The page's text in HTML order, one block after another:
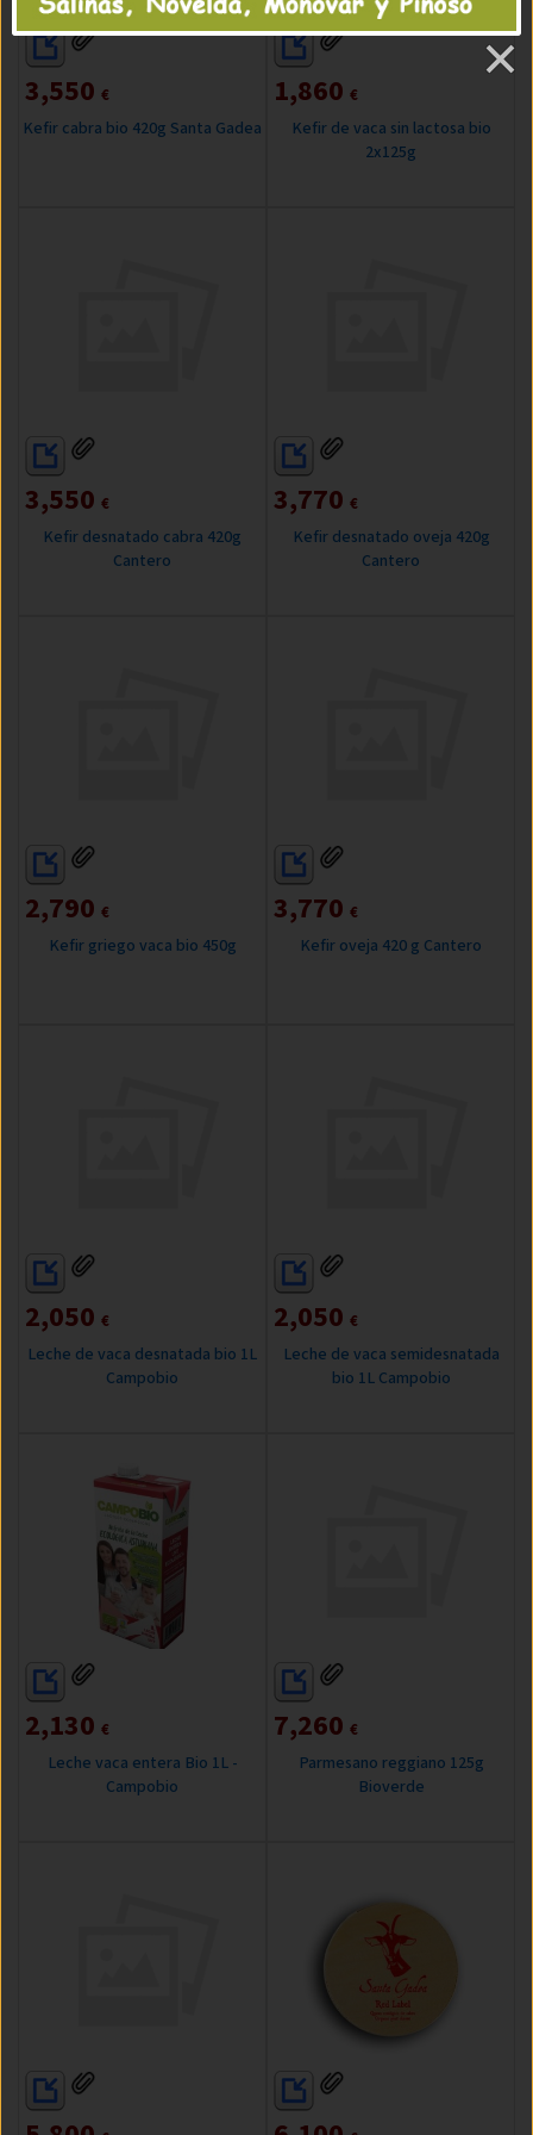
3,550 €
Kefir cabra bio 420g Santa Gadea
1,860 €
Kefir de vaca sin lactosa bio
2x125g
3,550 €
Kefir desnatado cabra 420g
Cantero
3,770 €
Kefir desnatado oveja 420g
Cantero
2,790 €
Kefir griego vaca bio 450g
3,770 €
Kefir oveja 420 g Cantero
2,050 €
Leche de vaca desnatada bio 1L
Campobio
2,050 €
Leche de vaca semidesnatada
bio 1L Campobio
2,130 €
Leche vaca entera Bio 1L -
Campobio
7,260 €
Parmesano reggiano 125g
Bioverde